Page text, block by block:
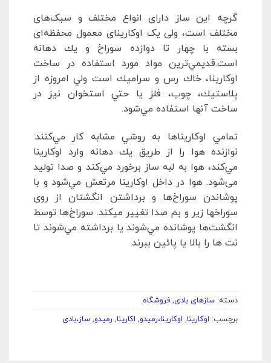
گرچه این ساز دارای انواع مختلف و سبک‌های
مختلف است، ولی یک اوکارینای معمول محفظه‌ای
بسته با چهار تا دوازده سوراخ و يك دهانه
است.قديمي‌ترين مواد مورد استفاده در ساخت
اوكارينا، خاك رس و سراميك است ولي امروزه از
پلاستيك، چوب، فلز يا حتي استخوان نيز در
ساخت آنها استفاده مي‌شود.
تمامي اوكاريناها به روشي مشابه كار مي‌كنند:
نوازنده هوا را از طريق يك دهانه وارد اوكارينا
مي‌كند، هوا به لبه ساز برخورد مي‌كند و صدا توليد
می‌شود. هوا در داخل اوكارينا مرتعش مي‌شود و با
پوشاندن سوراخ‌ها و برداشتن انگشتان از روی
سوراخها زیر و بم صدا تغییر میکند. سوراخ‌ها توسط
انگشت‌ها پوشانده مي‌شوند يا برداشته مي‌شوند تا
نت ها را بالا يا پائين ببرند.
دسته: سازهای بادی,فروشگاه
برچسب: اوکارینا,اوکارینا،رمیدو,اکارینا,رمیدو,ساز،بادی